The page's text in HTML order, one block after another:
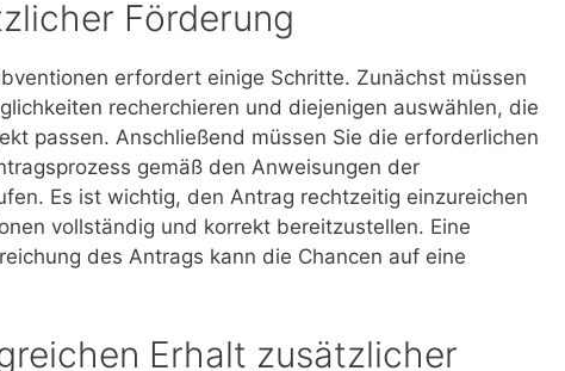
Förderung
erfordert einige Schritte. Zunächst müssen
recherchieren und diejenigen auswählen, die
passen. Anschließend müssen Sie die erforderlichen
gemäß den Anweisungen der
Es ist wichtig, den Antrag rechtzeitig einzureichen
vollständig und korrekt bereitzustellen. Eine
des Antrags kann die Chancen auf eine
Erhalt zusätzlicher